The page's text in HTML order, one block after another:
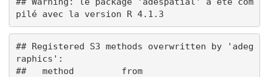
## Registered S3 methods overwritten by 'adeg
raphics':
##   method         from